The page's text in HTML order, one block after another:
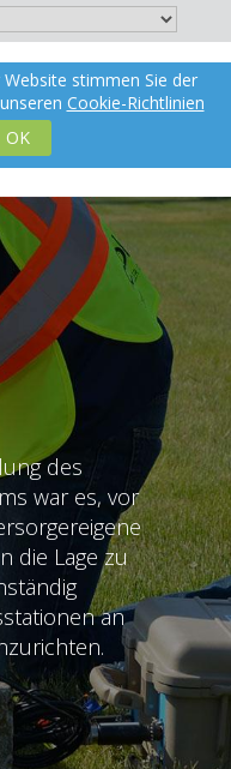
X
de
stimmen Sie der
Cookie-Richtlinien
OK
des
war es, vor
die Lage zu
an